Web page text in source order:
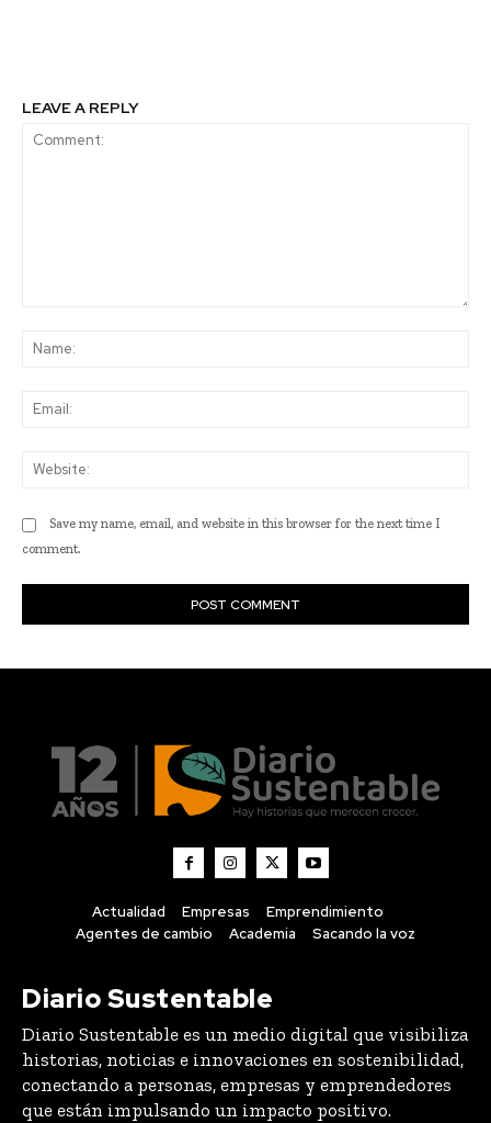
Actualidad Empresas
Emprendimiento
Agentes de cambio
Academia Sacando la voz
Diario Sustentable
Diario Sustentable es un medio digital que visibiliza
historias, noticias e innovaciones en sostenibilidad,
conectando a personas, empresas y emprendedores
que están impulsando un impacto positivo.